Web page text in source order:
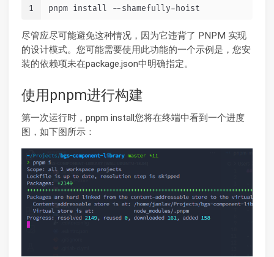
1 pnpm install --shamefully-hoist
尽管应尽可能避免这种情况，因为它违背了 PNPM 实现
的设计模式。您可能需要使用此功能的一个示例是，您安
装的依赖项未在package.json中明确指定。
使用pnpm进行构建
第一次运行时，pnpm install您将在终端中看到一个进度
图，如下图所示：